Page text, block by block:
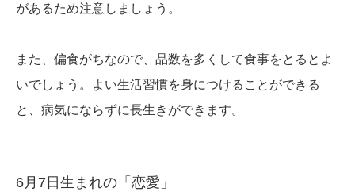
があるため注意しましょう。
また、偏食がちなので、品数を多くして食事をとるとよ
いでしょう。よい生活習慣を身につけることができる
と、病気にならずに長生きができます。
6月7日生まれの「恋愛」